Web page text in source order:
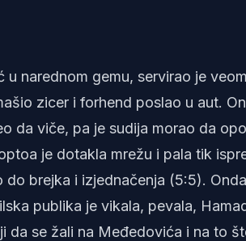
u narednom gemu, servirao je
zicer i forhend poslao u aut.
da viče, pa je sudija morao da
je dotakla mrežu i pala tik
do brejka i izjednačenja (5:5).
publika je vikala, pevala,
da se žali na Međedovića i na to